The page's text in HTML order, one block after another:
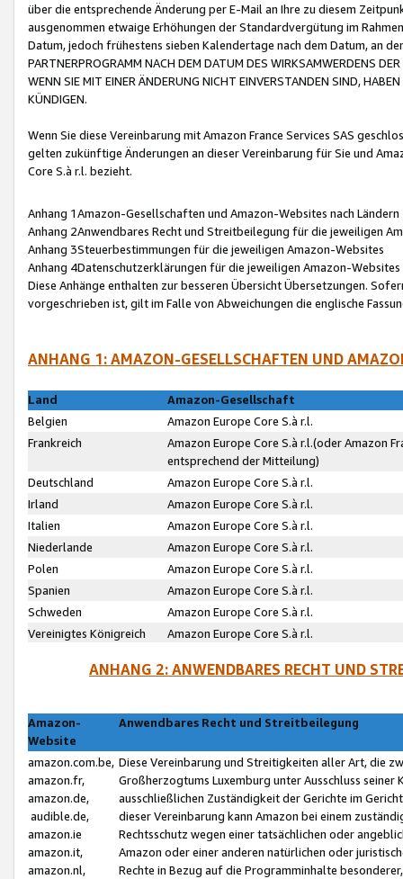
über die entsprechende Änderung per E-Mail an Ihre zu diesem
ausgenommen etwaige Erhöhungen der Standardvergütung im
Datum, jedoch frühestens sieben Kalendertage nach dem Datum, an
PARTNERPROGRAMM NACH DEM DATUM DES WIRKSAMWERDENS
WENN SIE MIT EINER ÄNDERUNG NICHT EINVERSTANDEN SIND,
KÜNDIGEN.
Wenn Sie diese Vereinbarung mit Amazon France Services SAS
gelten zukünftige Änderungen an dieser Vereinbarung für Sie und
Core S.à r.l. bezieht.
Anhang 1Amazon-Gesellschaften und Amazon-Websites nach Ländern
Anhang 2Anwendbares Recht und Streitbeilegung für die jeweiligen
Anhang 3Steuerbestimmungen für die jeweiligen Amazon-Websites
Anhang 4Datenschutzerklärungen für die jeweiligen Amazon-Websites
Diese Anhänge enthalten zur besseren Übersicht Übersetzungen.
vorgeschrieben ist, gilt im Falle von Abweichungen die englische
ANHANG 1: AMAZON-GESELLSCHAFTEN UND
Land
Amazon-Gesellschaft
Belgien
Amazon Europe Core S.à r.l.
Frankreich
Amazon Europe Core S.à r.l.(oder Amazon
entsprechend der Mitteilung)
Deutschland
Amazon Europe Core S.à r.l.
Irland
Amazon Europe Core S.à r.l.
Italien
Amazon Europe Core S.à r.l.
Niederlande
Amazon Europe Core S.à r.l.
Polen
Amazon Europe Core S.à r.l.
Spanien
Amazon Europe Core S.à r.l.
Schweden
Amazon Europe Core S.à r.l.
Vereinigtes Königreich
Amazon Europe Core S.à r.l.
ANHANG 2: ANWENDBARES RECHT UND
Amazon-
Website
Anwendbares Recht und Streitbeilegung
amazon.com.be,
amazon.fr,
amazon.de,
audible.de,
amazon.ie
amazon.it,
amazon.nl,
Diese Vereinbarung und Streitigkeiten aller Art, die
Großherzogtums Luxemburg unter Ausschluss
ausschließlichen Zuständigkeit der Gerichte im
dieser Vereinbarung kann Amazon bei einem
Rechtsschutz wegen einer tatsächlichen oder
Amazon oder einer anderen natürlichen oder
Rechte in Bezug auf die Programminhalte